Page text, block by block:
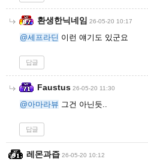
환생한닉네임 26-05-20 10:17
@세프라딘 이런 얘기도 있군요
답글
Faustus 26-05-20 11:30
@아마라뷰 그건 아닌듯..
답글
레몬과즙 26-05-20 10:12